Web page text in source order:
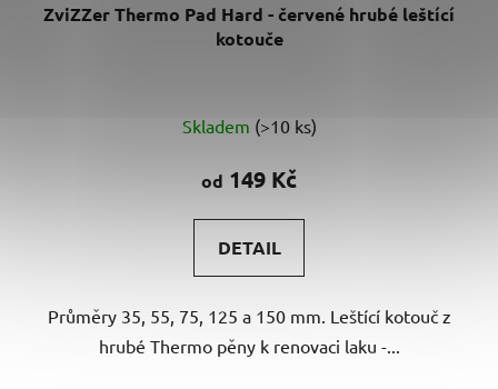
ZviZZer Thermo Pad Hard - červené hrubé leštící
kotouče
hodnocení
produktu
5,0
z
hvězdiček.
Skladem (>10 ks)
od 149 Kč
DETAIL
Průměry 35, 55, 75, 125 a 150 mm. Leštící kotouč z
hrubé Thermo pěny k renovaci laku -...